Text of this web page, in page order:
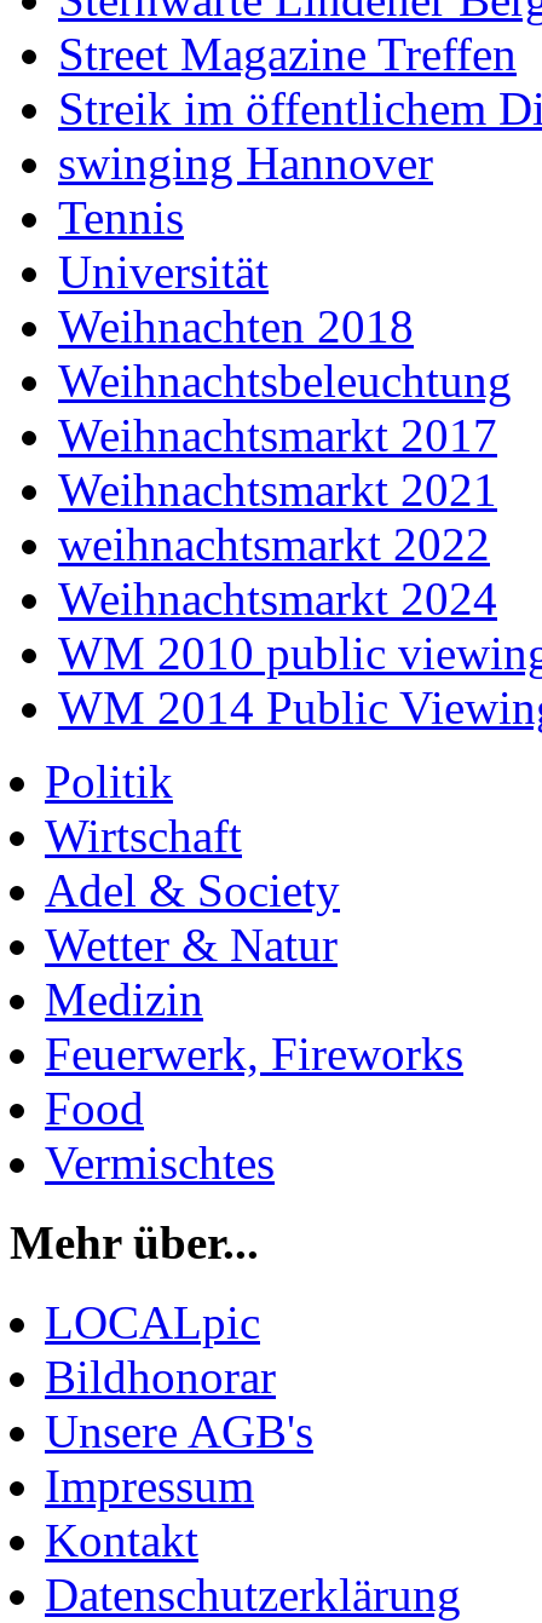
Street Magazine Treffen
Streik im öffentlichem
swinging Hannover
Tennis
Universität
Weihnachten 2018
Weihnachtsbeleuchtung
Weihnachtsmarkt 2017
Weihnachtsmarkt 2021
weihnachtsmarkt 2022
Weihnachtsmarkt 2024
WM 2010 public
WM 2014 Public
Politik
Wirtschaft
Adel & Society
Wetter & Natur
Medizin
Feuerwerk, Fireworks
Food
Vermischtes
Mehr über...
LOCALpic
Bildhonorar
Unsere AGB's
Impressum
Kontakt
Datenschutzerklärung